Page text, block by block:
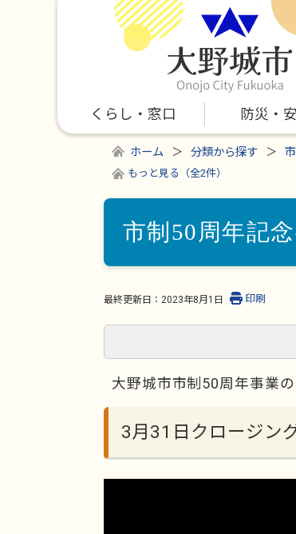
くらし・窓口 防災・
ホーム 分類から探す
もっと見る（全2件）
市制50周年記
最終更新日： 2023年8月1日 印刷
大野城市市制50周年事業
3月31日クロージン